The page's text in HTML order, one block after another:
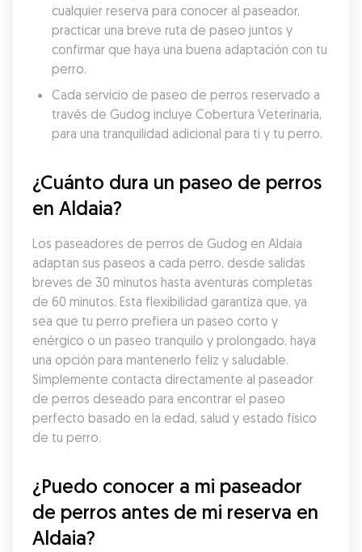
cualquier reserva para conocer al paseador,
practicar una breve ruta de paseo juntos y
confirmar que haya una buena adaptación con tu
perro.
Cada servicio de paseo de perros reservado a
través de Gudog incluye Cobertura Veterinaria,
para una tranquilidad adicional para ti y tu perro.
¿Cuánto dura un paseo de perros
en Aldaia?
Los paseadores de perros de Gudog en Aldaia
adaptan sus paseos a cada perro, desde salidas
breves de 30 minutos hasta aventuras completas
de 60 minutos. Esta flexibilidad garantiza que, ya
sea que tu perro prefiera un paseo corto y
enérgico o un paseo tranquilo y prolongado, haya
una opción para mantenerlo feliz y saludable.
Simplemente contacta directamente al paseador
de perros deseado para encontrar el paseo
perfecto basado en la edad, salud y estado físico
de tu perro.
¿Puedo conocer a mi paseador
de perros antes de mi reserva en
Aldaia?